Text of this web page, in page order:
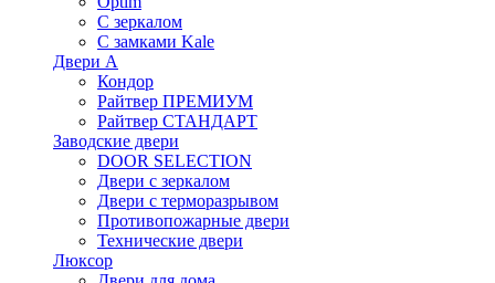
С зеркалом
С замками Kale
Двери А
Кондор
Райтвер ПРЕМИУМ
Райтвер СТАНДАРТ
Заводские двери
DOOR SELECTION
Двери с зеркалом
Двери с терморазрывом
Противопожарные двери
Технические двери
Люксор